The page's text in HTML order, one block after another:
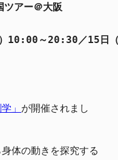
アー＠大阪
10:00～20:30／15日
」 が開催されまし
体の動きを探究する